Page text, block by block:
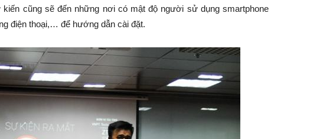
cũng sẽ đến những nơi có mật độ người sử dụng smartphone
điện thoại,… để hướng dẫn cài đặt.